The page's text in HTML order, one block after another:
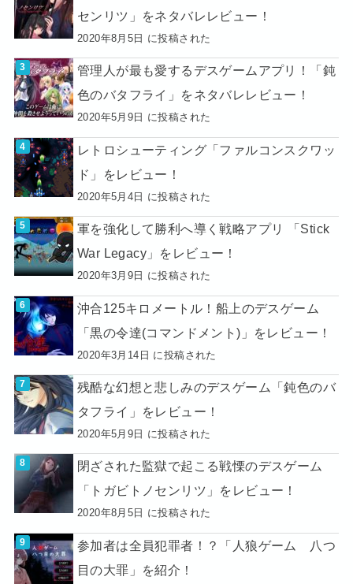
センリツ」をネタバレレビュー！
2020年8月5日 に投稿された
管理人が最も愛するデスゲームアプリ！「鈍
色のバタフライ」をネタバレレビュー！
2020年5月9日 に投稿された
レトロシューティング「ファルコンスクワッ
ド」をレビュー！
2020年5月4日 に投稿された
軍を強化して勝利へ導く戦略アプリ 「Stick
War Legacy」をレビュー！
2020年3月9日 に投稿された
沖合125キロメートル！船上のデスゲーム
「黒の令達(コマンドメント)」をレビュー！
2020年3月14日 に投稿された
残酷な幻想と悲しみのデスゲーム「鈍色のバ
タフライ」をレビュー！
2020年5月9日 に投稿された
閉ざされた監獄で起こる戦慄のデスゲーム
「トガビトノセンリツ」をレビュー！
2020年8月5日 に投稿された
参加者は全員犯罪者！？「人狼ゲーム 八つ
目の大罪」を紹介！